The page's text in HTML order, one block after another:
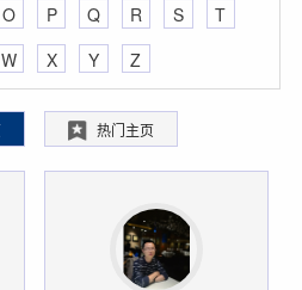
O P Q R S
T
W X Y Z
热门主页